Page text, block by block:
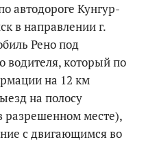
автодороге Кунгур-
в направлении г.
Рено под
водителя, который по
на 12 км
на полосу
разрешенном месте),
с двигающимся во